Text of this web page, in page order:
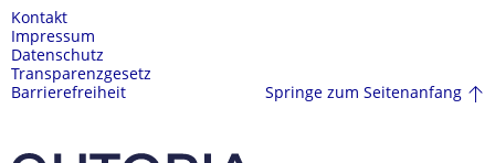
Kontakt
Impressum
Datenschutz
Transparenzgesetz
Barrierefreiheit
Springe zum Seitenanfang